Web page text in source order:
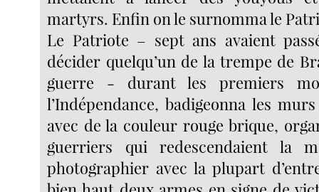
martyrs. Enfin on le surnomma le
Le Patriote – sept ans avaient
décider quelqu’un de la trempe de
guerre - durant les premiers
l’Indépendance, badigeonna les
avec de la couleur rouge brique,
guerriers qui redescendaient la
photographier avec la plupart